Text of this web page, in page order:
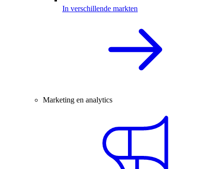
In verschillende markten
Marketing en analytics